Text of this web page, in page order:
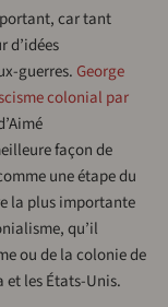
car tant
d’idées
guerres. George
colonial par
façon de
une étape du
la plus importante
qu’il
ou de la colonie de
et les États-Unis.